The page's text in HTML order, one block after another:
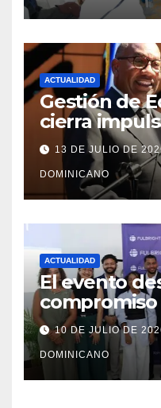
ACTUALIDAD
Gestión de
cierra
13 DE JULIO DE
DOMINICANO
ACTUALIDAD
El evento
compromiso
el liderazgo,
excelencia
más de
10 DE JULIO DE
DOMINICANO